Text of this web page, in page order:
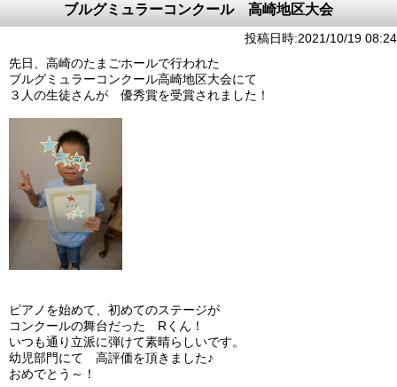
ブルグミュラーコンクール 高崎地区大会
投稿日時:2021/10/19 08:24
先日、高崎のたまごホールで行われた
ブルグミュラーコンクール高崎地区大会にて
３人の生徒さんが 優秀賞を受賞されました！
ピアノを始めて、初めてのステージが
コンクールの舞台だった Rくん！
いつも通り立派に弾けて素晴らしいです。
幼児部門にて 高評価を頂きました♪
おめでとう～！